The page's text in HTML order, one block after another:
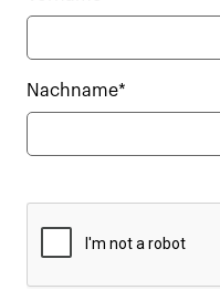
Nachname*